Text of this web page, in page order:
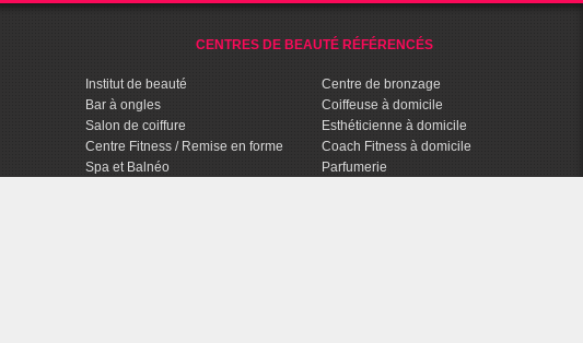
CENTRES DE BEAUTÉ RÉFÉRENCÉS
Institut de beauté
Bar à ongles
Salon de coiffure
Centre Fitness / Remise en forme
Spa et Balnéo
Centre de bronzage
Coiffeuse à domicile
Esthéticienne à domicile
Coach Fitness à domicile
Parfumerie